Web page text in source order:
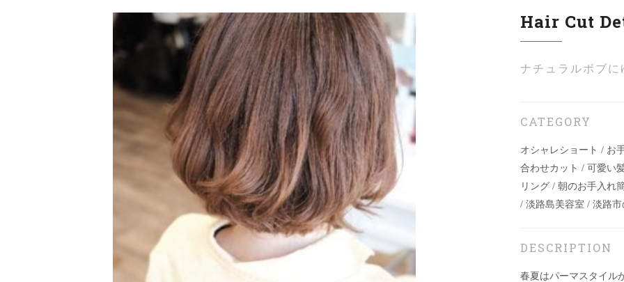
Hair Cut
ナチュラルボブに
CATEGORY
オシャレショート / お
合わせカット / 可愛い
リング / 朝のお手入れ
/ 淡路島美容室 / 淡路
DESCRIPTION
春夏はパーマスタイル